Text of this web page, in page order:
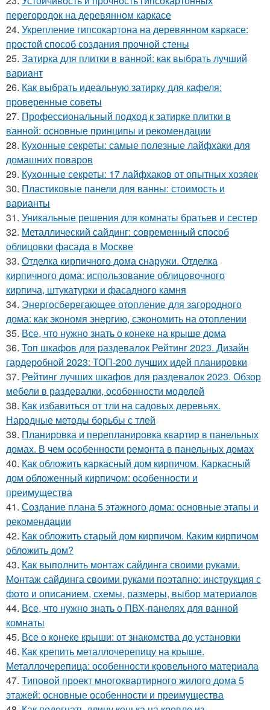
перегородок на деревянном каркасе
24. Укрепление гипсокартона на деревянном каркасе:
простой способ создания прочной стены
25. Затирка для плитки в ванной: как выбрать лучший
вариант
26. Как выбрать идеальную затирку для кафеля:
проверенные советы
27. Профессиональный подход к затирке плитки в
ванной: основные принципы и рекомендации
28. Кухонные секреты: самые полезные лайфхаки для
домашних поваров
29. Кухонные секреты: 17 лайфхаков от опытных хозяек
30. Пластиковые панели для ванны: стоимость и
варианты
31. Уникальные решения для комнаты братьев и сестер
32. Металлический сайдинг: современный способ
облицовки фасада в Москве
33. Отделка кирпичного дома снаружи. Отделка
кирпичного дома: использование облицовочного
кирпича, штукатурки и фасадного камня
34. Энергосберегающее отопление для загородного
дома: как экономя энергию, сэкономить на отоплении
35. Все, что нужно знать о конеке на крыше дома
36. Топ шкафов для раздевалок Рейтинг 2023. Дизайн
гардеробной 2023: ТОП-200 лучших идей планировки
37. Рейтинг лучших шкафов для раздевалок 2023. Обзор
мебели в раздевалки, особенности моделей
38. Как избавиться от тли на садовых деревьях.
Народные методы борьбы с тлей
39. Планировка и перепланировка квартир в панельных
домах. В чем особенности ремонта в панельных домах
40. Как обложить каркасный дом кирпичом. Каркасный
дом обложенный кирпичом: особенности и
преимущества
41. Создание плана 5 этажного дома: основные этапы и
рекомендации
42. Как обложить старый дом кирпичом. Каким кирпичом
обложить дом?
43. Как выполнить монтаж сайдинга своими руками.
Монтаж сайдинга своими руками поэтапно: инструкция с
фото и описанием, схемы, размеры, выбор материалов
44. Все, что нужно знать о ПВХ-панелях для ванной
комнаты
45. Все о конеке крыши: от знакомства до установки
46. Как крепить металлочерепицу на крыше.
Металлочерепица: особенности кровельного материала
47. Типовой проект многоквартирного жилого дома 5
этажей: основные особенности и преимущества